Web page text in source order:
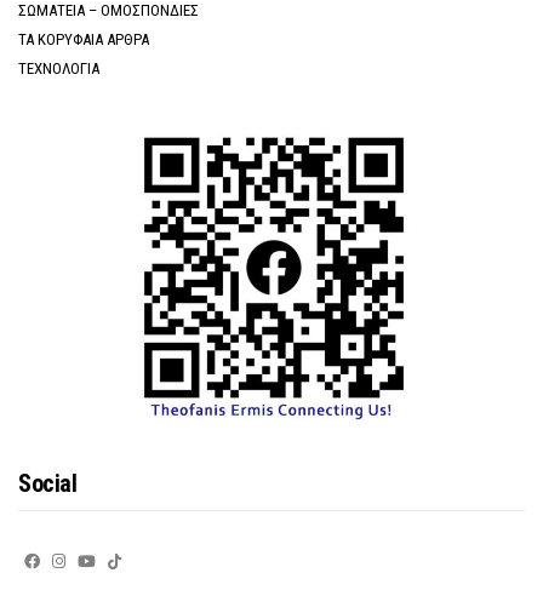
ΣΩΜΑΤΕΙΑ – ΟΜΟΣΠΟΝΔΙΕΣ
ΤΑ ΚΟΡΥΦΑΙΑ ΑΡΘΡΑ
ΤΕΧΝΟΛΟΓΙΑ
Social